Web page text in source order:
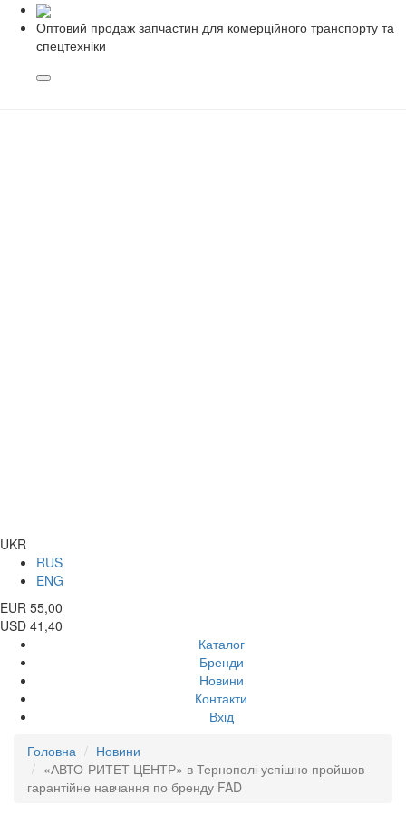
Оптовий продаж запчастин для комерційного транспорту та
спецтехніки
UKR
RUS
ENG
EUR 55,00
USD 41,40
Каталог
Бренди
Новини
Контакти
Вхід
Головна
Новини
«АВТО-РИТЕТ ЦЕНТР» в Тернополі успішно пройшов
гарантійне навчання по бренду FAD